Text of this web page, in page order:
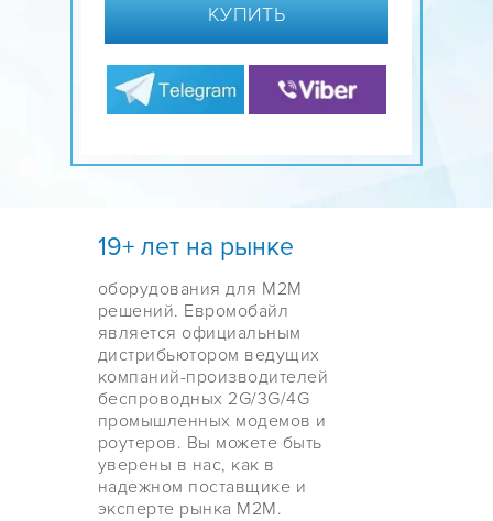
КУПИТЬ
19+ лет на рынке
оборудования для М2М
решений. Евромобайл
является официальным
дистрибьютором ведущих
компаний-производителей
беспроводных 2G/3G/4G
промышленных модемов и
роутеров. Вы можете быть
уверены в нас, как в
надежном поставщике и
эксперте рынка М2М.